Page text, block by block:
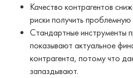
Качество контрагентов
риски получить
Стандартные инструменты
показывают актуальное
контрагента, потому что
запаздывают.